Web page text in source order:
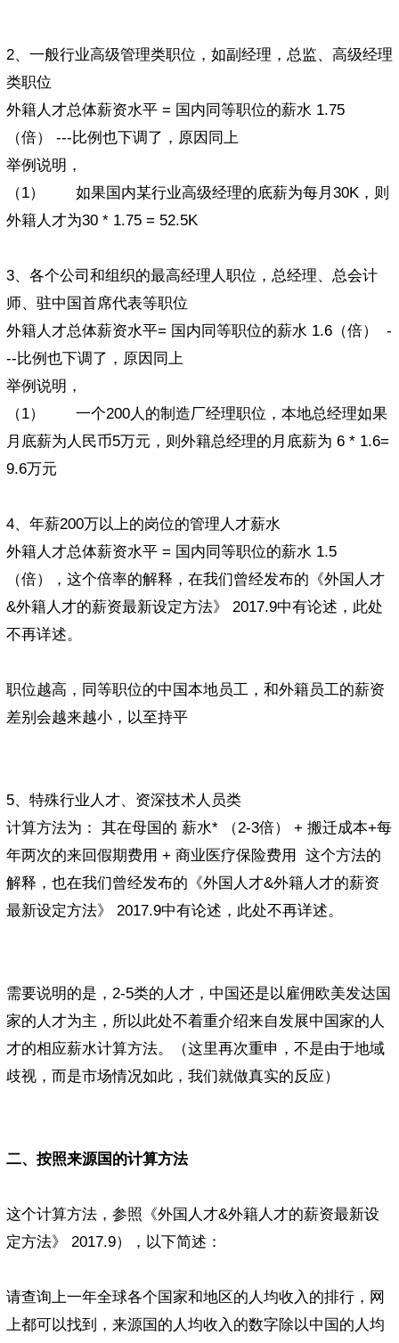
2、一般行业高级管理类职位，如副经理，总监、高级经理
类职位
外籍人才总体薪资水平 = 国内同等职位的薪水 1.75
（倍） ---比例也下调了，原因同上
举例说明，
（1） 如果国内某行业高级经理的底薪为每月30K，则
外籍人才为30 * 1.75 = 52.5K
3、各个公司和组织的最高经理人职位，总经理、总会计
师、驻中国首席代表等职位
外籍人才总体薪资水平= 国内同等职位的薪水 1.6（倍） -
--比例也下调了，原因同上
举例说明，
（1） 一个200人的制造厂经理职位，本地总经理如果
月底薪为人民币5万元，则外籍总经理的月底薪为 6 * 1.6=
9.6万元
4、年薪200万以上的岗位的管理人才薪水
外籍人才总体薪资水平 = 国内同等职位的薪水 1.5
（倍），这个倍率的解释，在我们曾经发布的《外国人才
&外籍人才的薪资最新设定方法》 2017.9中有论述，此处
不再详述。
职位越高，同等职位的中国本地员工，和外籍员工的薪资
差别会越来越小，以至持平
5、特殊行业人才、资深技术人员类
计算方法为： 其在母国的 薪水* （2-3倍） + 搬迁成本+每
年两次的来回假期费用 + 商业医疗保险费用 这个方法的
解释，也在我们曾经发布的《外国人才&外籍人才的薪资
最新设定方法》 2017.9中有论述，此处不再详述。
需要说明的是，2-5类的人才，中国还是以雇佣欧美发达国
家的人才为主，所以此处不着重介绍来自发展中国家的人
才的相应薪水计算方法。（这里再次重申，不是由于地域
歧视，而是市场情况如此，我们就做真实的反应）
二、按照来源国的计算方法
这个计算方法，参照《外国人才&外籍人才的薪资最新设
定方法》 2017.9），以下简述：
请查询上一年全球各个国家和地区的人均收入的排行，网
上都可以找到，来源国的人均收入的数字除以中国的人均